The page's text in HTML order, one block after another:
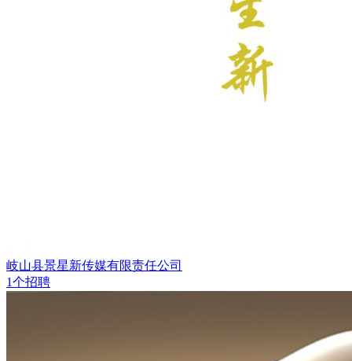
岐山县景星新传媒有限责任公司
1个招聘